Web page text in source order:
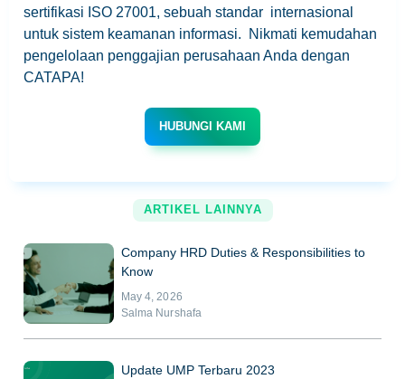
sertifikasi ISO 27001, sebuah standar internasional
untuk sistem keamanan informasi. Nikmati kemudahan
pengelolaan penggajian perusahaan Anda dengan
CATAPA!
HUBUNGI KAMI
ARTIKEL LAINNYA
Company HRD Duties & Responsibilities to
Know
May 4, 2026
Salma Nurshafa
Update UMP Terbaru 2023